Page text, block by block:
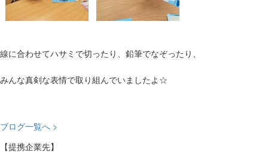
線に合わせてハサミで切ったり、鉛筆でなぞったり、
みんな真剣な表情で取り組んでいましたよ☆
ブログ一覧へ >
【提携企業先】